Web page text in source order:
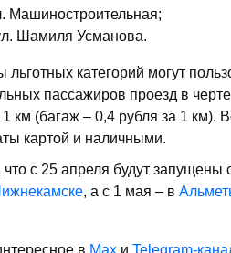
Машиностроительная;
Шамиля Усманова.
категорий могут
пассажиров проезд в черте
1 км (багаж – 0,4 рубля за 1
картой и наличными.
с 25 апреля будут
, а с 1 мая – в